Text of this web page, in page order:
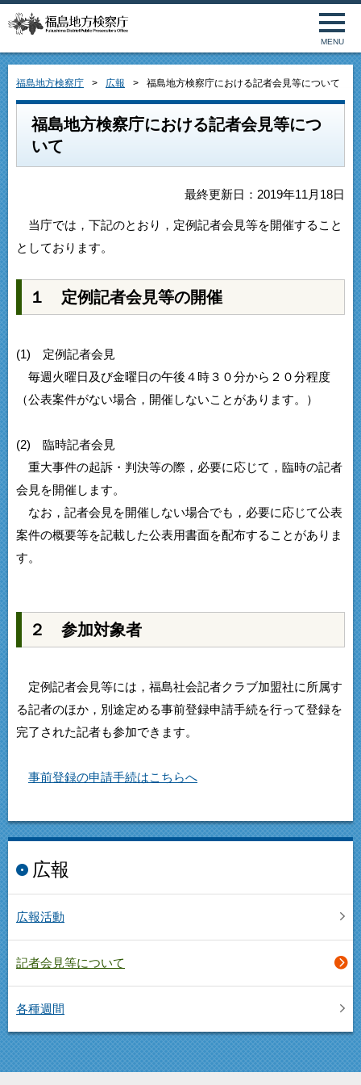
MENU
福島地方検察庁 広報 福島地方検察庁における記者会見等について
福島地方検察庁における記者会見等につ
いて
最終更新日：2019年11月18日
当庁では，下記のとおり，定例記者会見等を開催すること
としております。
１ 定例記者会見等の開催
(1) 定例記者会見
毎週火曜日及び金曜日の午後４時３０分から２０分程度
（公表案件がない場合，開催しないことがあります。）
(2) 臨時記者会見
重大事件の起訴・判決等の際，必要に応じて，臨時の記者
会見を開催します。
なお，記者会見を開催しない場合でも，必要に応じて公表
案件の概要等を記載した公表用書面を配布することがありま
す。
２ 参加対象者
定例記者会見等には，福島社会記者クラブ加盟社に所属す
る記者のほか，別途定める事前登録申請手続を行って登録を
完了された記者も参加できます。
事前登録の申請手続はこちらへ
広報
広報活動
記者会見等について
各種週間